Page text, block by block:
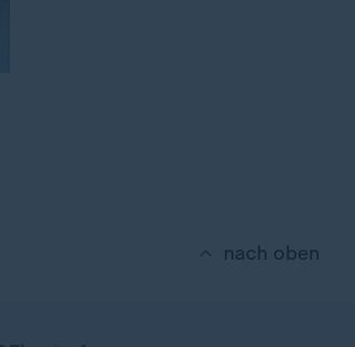
nach oben